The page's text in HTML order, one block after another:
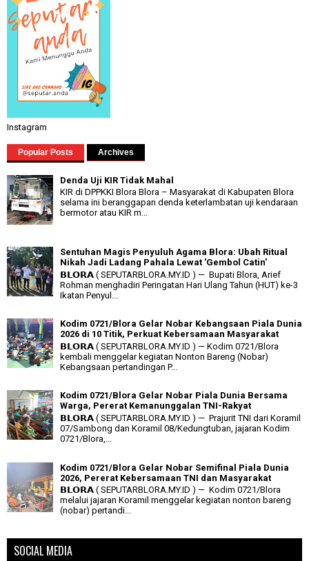
Instagram
Popular Posts Archives
Denda Uji KIR Tidak Mahal
KIR di DPPKKI Blora Blora – Masyarakat di Kabupaten Blora
selama ini beranggapan denda keterlambatan uji kendaraan
bermotor atau KIR m...
Sentuhan Magis Penyuluh Agama Blora: Ubah Ritual
Nikah Jadi Ladang Pahala Lewat 'Gembol Catin'
𝗕𝗟𝗢𝗥𝗔 ( SEPUTARBLORA.MY.ID ) — Bupati Blora, Arief
Rohman menghadiri Peringatan Hari Ulang Tahun (HUT) ke-3
Ikatan Penyul...
Kodim 0721/Blora Gelar Nobar Kebangsaan Piala Dunia
2026 di 10 Titik, Perkuat Kebersamaan Masyarakat
𝗕𝗟𝗢𝗥𝗔 ( SEPUTARBLORA.MY.ID ) — Kodim 0721/Blora
kembali menggelar kegiatan Nonton Bareng (Nobar)
Kebangsaan pertandingan P...
Kodim 0721/Blora Gelar Nobar Piala Dunia Bersama
Warga, Pererat Kemanunggalan TNI-Rakyat
𝗕𝗟𝗢𝗥𝗔 ( SEPUTARBLORA.MY.ID ) — Prajurit TNI dari Koramil
07/Sambong dan Koramil 08/Kedungtuban, jajaran Kodim
0721/Blora,...
Kodim 0721/Blora Gelar Nobar Semifinal Piala Dunia
2026, Pererat Kebersamaan TNI dan Masyarakat
𝗕𝗟𝗢𝗥𝗔 ( SEPUTARBLORA.MY.ID ) — Kodim 0721/Blora
melalui jajaran Koramil menggelar kegiatan nonton bareng
(nobar) pertandi...
SOCIAL MEDIA